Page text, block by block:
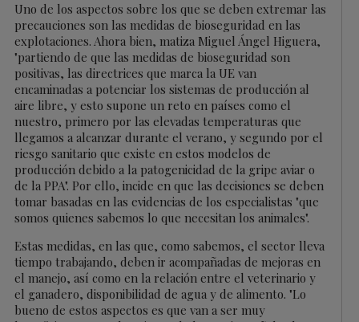
Uno de los aspectos sobre los que se deben extremar las
precauciones son las medidas de bioseguridad en las
explotaciones. Ahora bien, matiza Miguel Ángel Higuera,
"partiendo de que las medidas de bioseguridad son
positivas, las directrices que marca la UE van
encaminadas a potenciar los sistemas de producción al
aire libre, y esto supone un reto en países como el
nuestro, primero por las elevadas temperaturas que
llegamos a alcanzar durante el verano, y segundo por el
riesgo sanitario que existe en estos modelos de
producción debido a la patogenicidad de la gripe aviar o
de la PPA". Por ello, incide en que las decisiones se deben
tomar basadas en las evidencias de los especialistas "que
somos quienes sabemos lo que necesitan los animales".
Estas medidas, en las que, como sabemos, el sector lleva
tiempo trabajando, deben ir acompañadas de mejoras en
el manejo, así como en la relación entre el veterinario y
el ganadero, disponibilidad de agua y de alimento. "Lo
bueno de estos aspectos es que van a ser muy